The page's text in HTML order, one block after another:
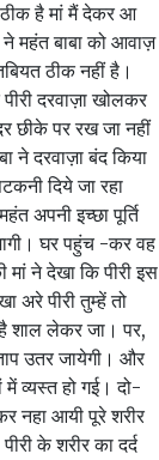
ठीक है मां मैं देकर आ
महंत बाबा को आवाज़
ठीक नहीं है।
दरवाज़ा खोलकर
छीके पर रख जा नहीं
ने दरवाज़ा बंद किया‌
दिये जा रहा
अपनी इच्छा पूर्ति
घर पहुंच -कर वह
ने देखा कि पीरी इस
अरे पीरी तुम्हें तो
है शाल लेकर जा। पर,
उतर जायेगी। और
व्यस्त हो गई। दो-
नहा आयी पूरे शरीर
के शरीर का दर्द